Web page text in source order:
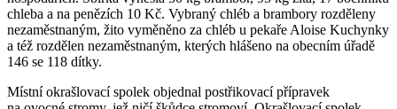
chleba a na penězích 10 Kč. Vybraný chléb a brambory rozděleny
nezaměstnaným, žito vyměněno za chléb u pekaře Aloise Kuchynky
a též rozdělen nezaměstnaným, kterých hlášeno na obecním úřadě
146 se 118 dítky.
Místní okrašlovací spolek objednal postřikovací přípravek